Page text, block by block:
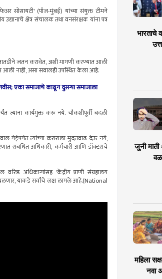
सोसायटी' (पॉज-मुंबई) यांच्या संयुक्त टीमने
क्षेत्र संचालक तथा वनसंरक्षक यांना पत्र
जतन करावेत, अशी मागणी करण्यात आली
आली नाही, असा सवालही उपस्थित केला आहे.
एका समाजाचे काढून दुसऱ्या समाजाला
त्यांना कार्यमुक्त करू नये. चौकशीपूर्वी बदली
येईपर्यंत त्यांच्या कराराला मुदतवाढ देऊ नये,
संबंधित अधिकारी, कर्मचारी आणि डॉक्टरांचे
वरिष्ठ अधिकाऱ्यांसह 'केंद्रीय प्राणी संग्रहालय
याकडे सर्वांचे लक्ष लागले आहे.(National
भारताचे
जुनी
महिला
नवा